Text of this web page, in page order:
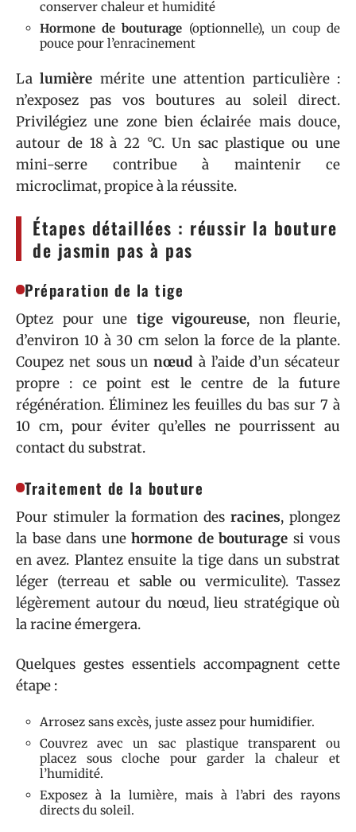
conserver chaleur et humidité
Hormone de bouturage (optionnelle), un coup de
pouce pour l’enracinement
Lalumière mérite une attention particulière :
n’exposez pas vos boutures au soleil direct.
Privilégiez une zone bien éclairée mais douce,
autour de 18 à 22 °C. Un sac plastique ou une
mini-serre contribue à maintenir ce
microclimat, propice à la réussite.
Étapes détaillées : réussir la bouture
de jasmin pas à pas
Préparation de la tige
Optez pour une tige vigoureuse, non fleurie,
d’environ 10 à 30 cm selon la force de la plante.
Coupez net sous un nœud à l’aide d’un sécateur
propre : ce point est le centre de la future
régénération. Éliminez les feuilles du bas sur 7 à
10 cm, pour éviter qu’elles ne pourrissent au
contact du substrat.
Traitement de la bouture
Pour stimuler la formation desracines, plongez
la base dans une hormone de bouturage si vous
en avez. Plantez ensuite la tige dans un substrat
léger (terreau et sable ou vermiculite). Tassez
légèrement autour du nœud, lieu stratégique où
la racine émergera.
Quelques gestes essentiels accompagnent cette
étape :
Arrosez sans excès, juste assez pour humidifier.
Couvrez avec un sac plastique transparent ou
placez sous cloche pour garder la chaleur et
l’humidité.
Exposez à la lumière, mais à l’abri des rayons
directs du soleil.